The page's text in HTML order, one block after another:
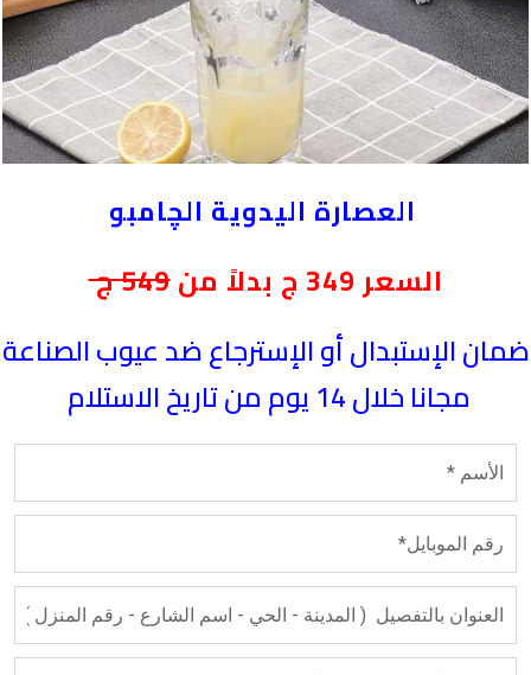
العصارة اليدوية الچامبو
السعر 349 ج بدلاً من
549 ج
ضمان الإستبدال أو الإسترجاع ضد عيوب الصناعة
مجانا خلال 14 يوم من تاريخ الاستلام